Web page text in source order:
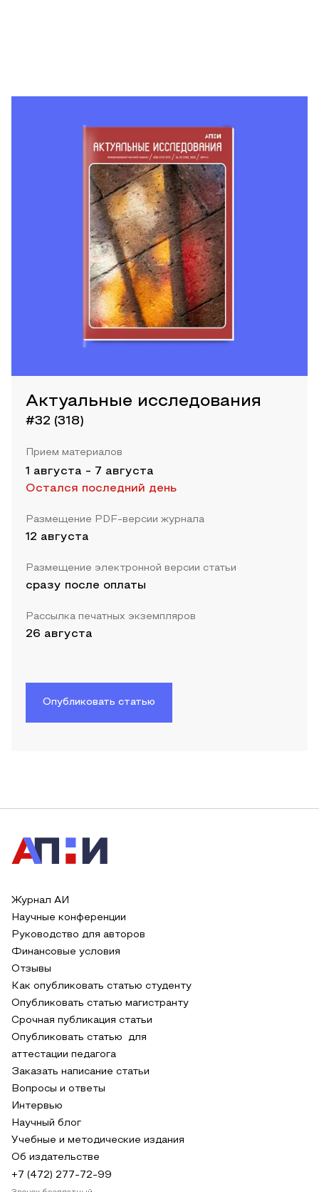
Актуальные исследования
#32 (318)
Прием материалов
1 августа - 7 августа
Остался последний день
Размещение PDF-версии журнала
12 августа
Размещение электронной версии статьи
сразу после оплаты
Рассылка печатных экземпляров
26 августа
Опубликовать статью
Журнал АИ
Научные конференции
Руководство для авторов
Финансовые условия
Отзывы
Как опубликовать статью студенту
Опубликовать статью магистранту
Срочная публикация статьи
Опубликовать статью для
аттестации педагога
Заказать написание статьи
Вопросы и ответы
Интервью
Научный блог
Учебные и методические издания
Об издательстве
+7 (472) 277-72-99